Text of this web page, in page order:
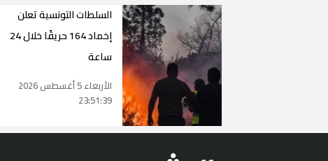
السلطات التونسية تعلن
إخماد 164 حريقًا خلال 24
ساعة
الأربعاء 5 أغسطس 2026
23:51:39